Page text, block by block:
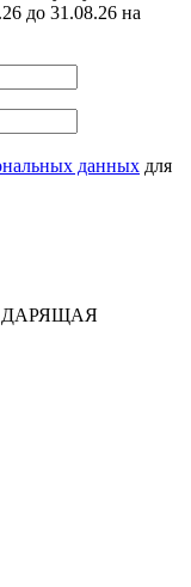
до 31.08.26 на
данных для
ДАРЯЩАЯ